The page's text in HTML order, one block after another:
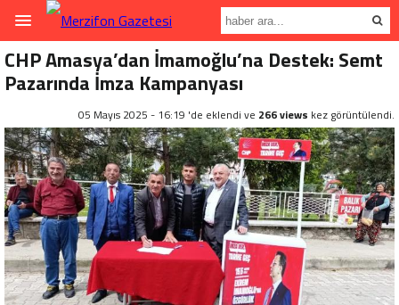
CHP Amasya’dan İmamoğlu’na Destek: Semt
Pazarında İmza Kampanyası
05 Mayıs 2025 - 16:19 'de eklendi ve 266 views kez görüntülendi.